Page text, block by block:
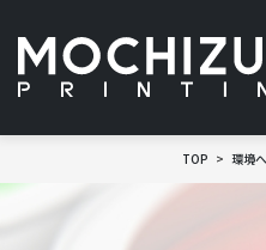
TOP 環境